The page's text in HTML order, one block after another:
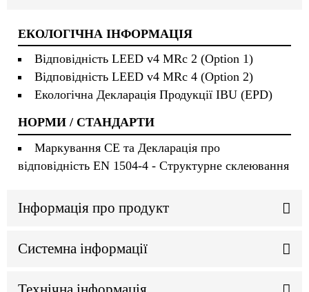
ЕКОЛОГІЧНА ІНФОРМАЦІЯ
Відповідність LEED v4 MRc 2 (Option 1)
Відповідність LEED v4 MRc 4 (Option 2)
Екологічна Декларація Продукції IBU (EPD)
НОРМИ / СТАНДАРТИ
Маркування CE та Декларація про
відповідність EN 1504-4 - Структурне склеювання
Інформація про продукт
Системна інформації